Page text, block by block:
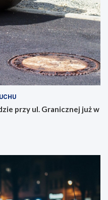
przy ul. Granicznej już w